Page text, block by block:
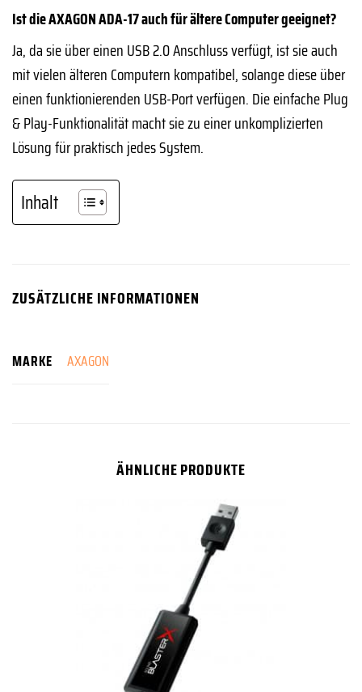
Ist die AXAGON ADA-17 auch für ältere Computer geeignet?
Ja, da sie über einen USB 2.0 Anschluss verfügt, ist sie auch
mit vielen älteren Computern kompatibel, solange diese über
einen funktionierenden USB-Port verfügen. Die einfache Plug
& Play-Funktionalität macht sie zu einer unkomplizierten
Lösung für praktisch jedes System.
Inhalt
ZUSÄTZLICHE INFORMATIONEN
MARKE AXAGON
ÄHNLICHE PRODUKTE